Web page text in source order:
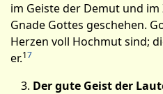
im Geiste der Demut und
Gnade Gottes geschehen.
Herzen voll Hoch­mut sind;
er.17
Der gute Geist der